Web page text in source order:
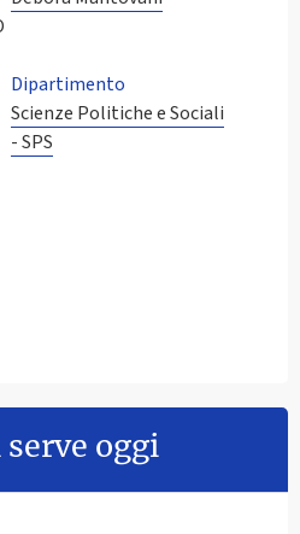
Dipartimento
Scienze Politiche e Sociali
- SPS
serve oggi